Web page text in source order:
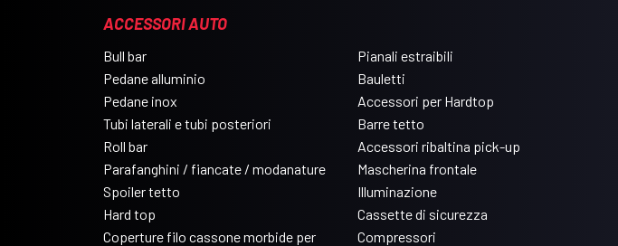
ACCESSORI AUTO
Bull bar
Pedane alluminio
Pedane inox
Tubi laterali e tubi posteriori
Roll bar
Parafanghini / fiancate / modanature
Spoiler tetto
Hard top
Coperture filo cassone morbide per
Pianali estraibili
Bauletti
Accessori per Hardtop
Barre tetto
Accessori ribaltina pick-up
Mascherina frontale
Illuminazione
Cassette di sicurezza
Compressori